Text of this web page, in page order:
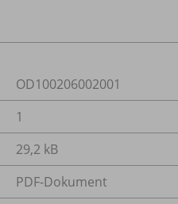
OD100206002001
1
29,2 kB
PDF-Dokument